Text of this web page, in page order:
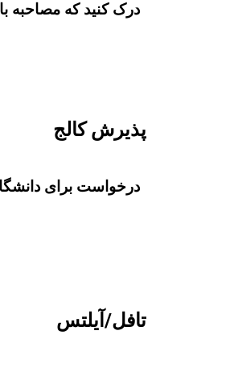
درک کنید که مصاحبه
پذیرش کالج
درخواست برای
تافل/آیلتس